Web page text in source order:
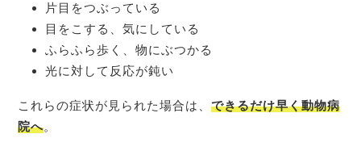
片目をつぶっている
目をこする、気にしている
ふらふら歩く、物にぶつかる
光に対して反応が鈍い
これらの症状が見られた場合は、できるだけ早く動物病
院へ。